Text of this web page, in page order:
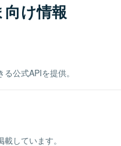
け情報
公式APIを提供。
しています。